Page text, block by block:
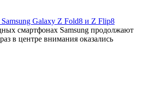
Galaxy Z Fold8 и Z Flip8
смартфонах Samsung продолжают
в центре внимания оказались